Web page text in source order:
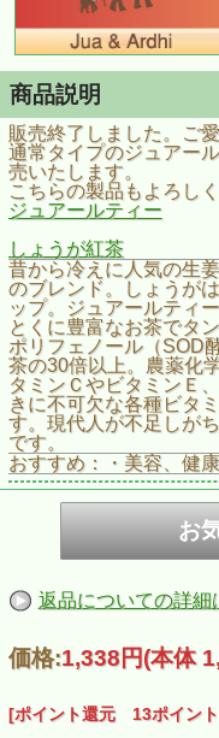
商品説明
販売終了しました。ご
通常タイプのジュアー
売いたします。
こちらの製品もよろし
ジュアールティー
しょうが紅茶
昔から冷えに人気の生
のブレンド。しょうが
ップ。ジュアールティ
とくに豊富なお茶でタ
ポリフェノール（SOD
茶の30倍以上。農薬化
タミンＣやビタミンＥ
きに不可欠な各種ビタ
す。現代人が不足しが
です。
おすすめ：・美容、健
返品についての詳細
価格:1,338円(本体
[ポイント還元 13ポイン